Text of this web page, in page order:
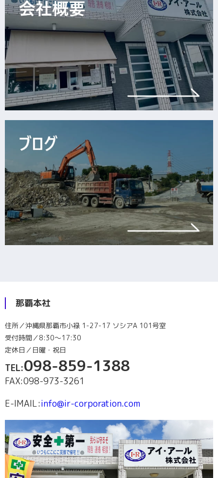
那覇本社
住所／沖縄県那覇市小禄 1-27-17 ソシアA 101号室
受付時間／8:30～17:30
定休日／日曜・祝日
TEL:098-859-1388
FAX:098-973-3261
E-lMAIL:info@ir-corporation.com